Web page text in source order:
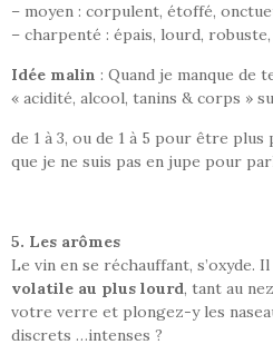
– moyen : corpulent, étoffé,
– charpenté : épais, lourd,
Idée malin : Quand je manque de
« acidité, alcool, tanins & corps »
de 1 à 3, ou de 1 à 5 pour être
que je ne suis pas en jupe pour
5. Les arômes
Le vin en se réchauffant, s’oxyde.
volatile au plus lourd, tant au
votre verre et plongez-y les
discrets …intenses ?